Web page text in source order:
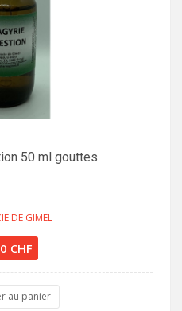
50 ml gouttes
DE GIMEL
CHF
au panier